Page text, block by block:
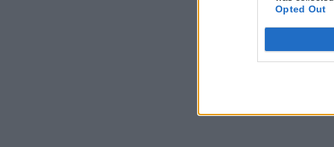
Opted Out